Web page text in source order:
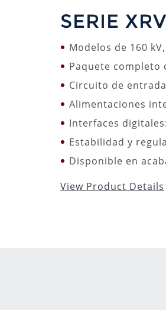
SERIE XRV
Modelos de 160
Paquete completo
Circuito de
Alimentaciones
Interfaces
Estabilidad y
Disponible en
View Product Details